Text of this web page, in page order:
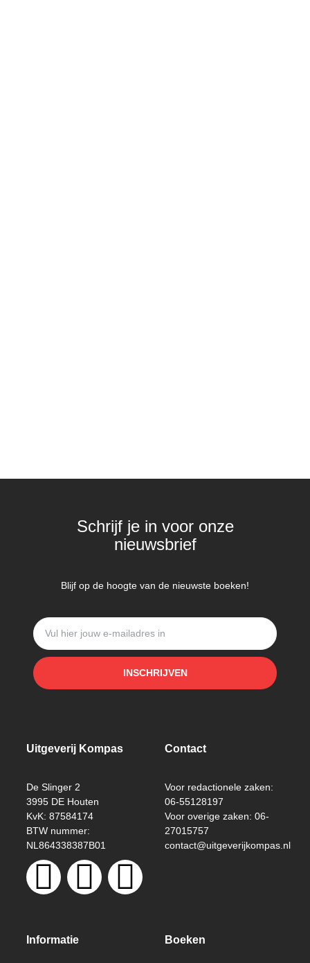
Schrijf je in voor onze
nieuwsbrief
Blijf op de hoogte van de nieuwste boeken!
INSCHRIJVEN
Uitgeverij Kompas
De Slinger 2
3995 DE Houten
KvK: 87584174
BTW nummer:
NL864338387B01
Contact
Voor redactionele zaken:
06-55128197
Voor overige zaken: 06-
27015757
contact@uitgeverijkompas.nl
Informatie Boeken